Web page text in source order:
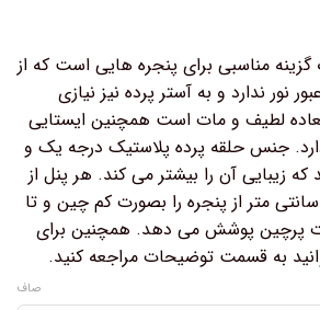
مناسبی برای پنجره هایی است که از
نور ندارد و به آستر پرده نیز نیازی
لطیف و مات است همچنین ایستایی
جنس حلقه پرده پلاستیک درجه یک و
زیبایی آن را بیشتر می کند. هر پنل از
پرده هازان ترک تا ۱۰۰ سانتی متر از پنجره را بصورت کم چین و تا
پرچین پوشش می دهد. همچنین برای
به قسمت توضیحات مراجعه کنید.
صاف